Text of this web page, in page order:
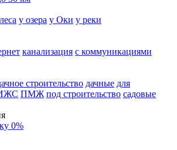
у озера у Оки у реки
канализация с коммуникациями
строительство дачные для
ПМЖ под строительство садовые
0%